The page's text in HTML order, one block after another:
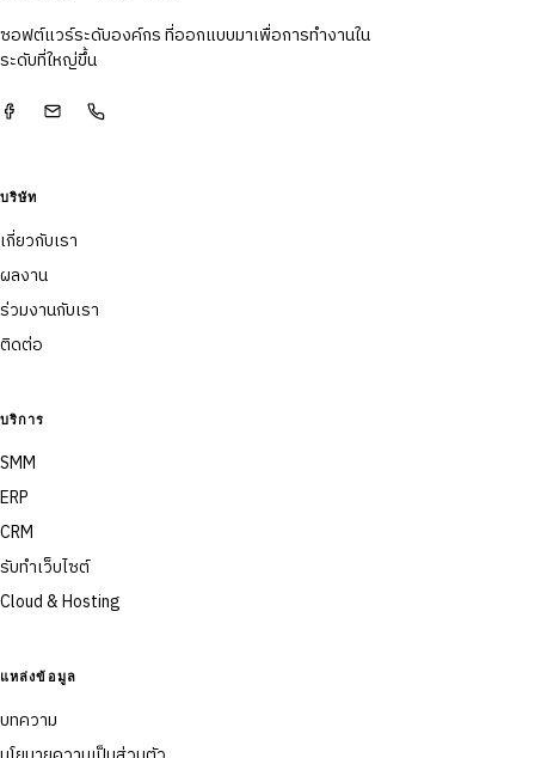
ซอฟต์แวร์ระดับองค์กร ที่ออกแบบมาเพื่อการทำงานใน
ระดับที่ใหญ่ขึ้น
บริษัท
เกี่ยวกับเรา
ผลงาน
ร่วมงานกับเรา
ติดต่อ
บริการ
SMM
ERP
CRM
รับทำเว็บไซต์
Cloud & Hosting
แหล่งข้อมูล
บทความ